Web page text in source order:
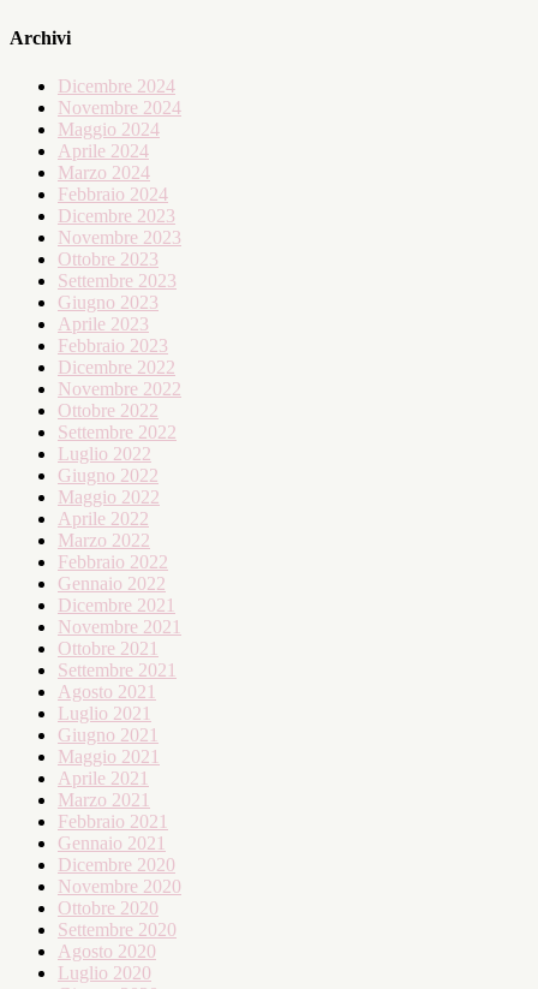
Archivi
Dicembre 2024
Novembre 2024
Maggio 2024
Aprile 2024
Marzo 2024
Febbraio 2024
Dicembre 2023
Novembre 2023
Ottobre 2023
Settembre 2023
Giugno 2023
Aprile 2023
Febbraio 2023
Dicembre 2022
Novembre 2022
Ottobre 2022
Settembre 2022
Luglio 2022
Giugno 2022
Maggio 2022
Aprile 2022
Marzo 2022
Febbraio 2022
Gennaio 2022
Dicembre 2021
Novembre 2021
Ottobre 2021
Settembre 2021
Agosto 2021
Luglio 2021
Giugno 2021
Maggio 2021
Aprile 2021
Marzo 2021
Febbraio 2021
Gennaio 2021
Dicembre 2020
Novembre 2020
Ottobre 2020
Settembre 2020
Agosto 2020
Luglio 2020